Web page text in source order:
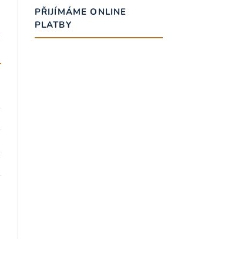
PŘIJÍMÁME ONLINE
PLATBY